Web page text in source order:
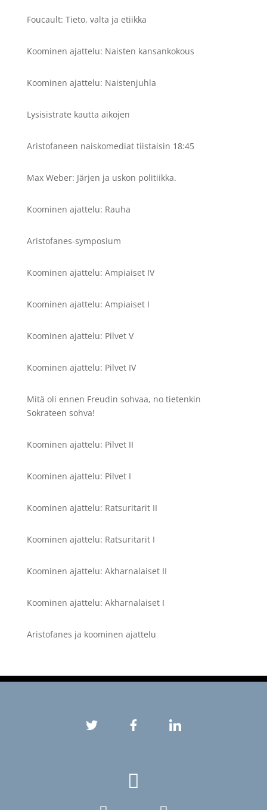
Foucault: Tieto, valta ja etiikka
Koominen ajattelu: Naisten kansankokous
Koominen ajattelu: Naistenjuhla
Lysisistrate kautta aikojen
Aristofaneen naiskomediat tiistaisin 18:45
Max Weber: Järjen ja uskon politiikka.
Koominen ajattelu: Rauha
Aristofanes-symposium
Koominen ajattelu: Ampiaiset IV
Koominen ajattelu: Ampiaiset I
Koominen ajattelu: Pilvet V
Koominen ajattelu: Pilvet IV
Mitä oli ennen Freudin sohvaa, no tietenkin
Sokrateen sohva!
Koominen ajattelu: Pilvet II
Koominen ajattelu: Pilvet I
Koominen ajattelu: Ratsuritarit II
Koominen ajattelu: Ratsuritarit I
Koominen ajattelu: Akharnalaiset II
Koominen ajattelu: Akharnalaiset I
Aristofanes ja koominen ajattelu
